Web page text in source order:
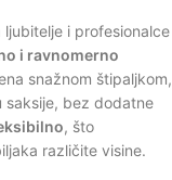
ljubitelje i profesionalce
i ravnomerno
snažnom štipaljkom,
saksije, bez dodatne
, što
različite visine.